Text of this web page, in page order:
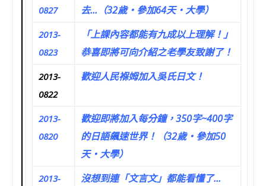
0827
去…（32歲‧參加64天‧大學）
2013-
0823
「上課內容都能有九成以上理解！」
恭喜即將可向介紹之老學友致謝了！
2013-
0822
歡迎人民褓姆加入吳氏日文！
2013-
0820
歡迎即將加入每分鐘，350字~400字
的日語飆速世界！（32歲‧參加50
天‧大學）
2013-
沒想到連「文言文」都能看懂了…